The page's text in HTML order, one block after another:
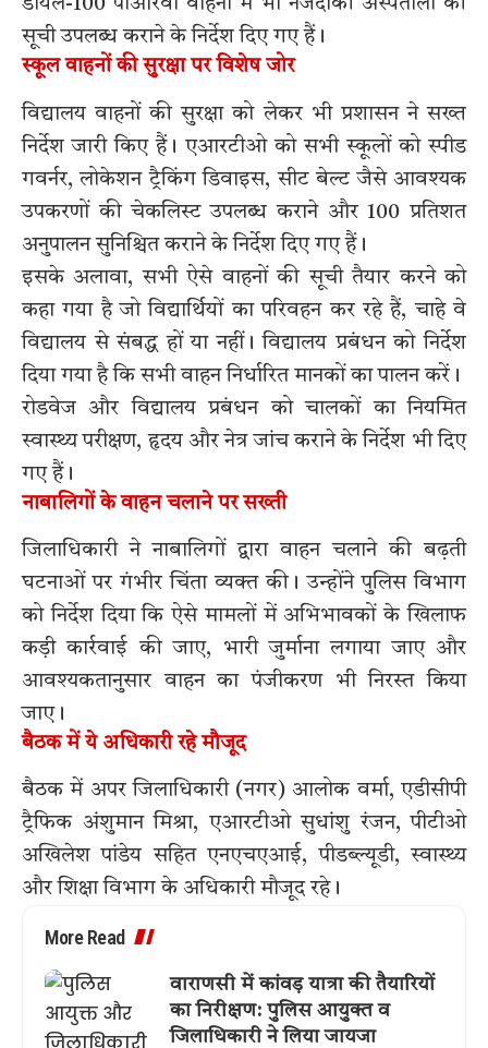
डायल-100 पीआरवी वाहनों में भी नजदीकी अस्पतालों की
सूची उपलब्ध कराने के निर्देश दिए गए हैं।
स्कूल वाहनों की सुरक्षा पर विशेष जोर
विद्यालय वाहनों की सुरक्षा को लेकर भी प्रशासन ने सख्त
निर्देश जारी किए हैं। एआरटीओ को सभी स्कूलों को स्पीड
गवर्नर, लोकेशन ट्रैकिंग डिवाइस, सीट बेल्ट जैसे आवश्यक
उपकरणों की चेकलिस्ट उपलब्ध कराने और 100 प्रतिशत
अनुपालन सुनिश्चित कराने के निर्देश दिए गए हैं।
इसके अलावा, सभी ऐसे वाहनों की सूची तैयार करने को
कहा गया है जो विद्यार्थियों का परिवहन कर रहे हैं, चाहे वे
विद्यालय से संबद्ध हों या नहीं। विद्यालय प्रबंधन को निर्देश
दिया गया है कि सभी वाहन निर्धारित मानकों का पालन करें।
रोडवेज और विद्यालय प्रबंधन को चालकों का नियमित
स्वास्थ्य परीक्षण, हृदय और नेत्र जांच कराने के निर्देश भी दिए
गए हैं।
नाबालिगों के वाहन चलाने पर सख्ती
जिलाधिकारी ने नाबालिगों द्वारा वाहन चलाने की बढ़ती
घटनाओं पर गंभीर चिंता व्यक्त की। उन्होंने पुलिस विभाग
को निर्देश दिया कि ऐसे मामलों में अभिभावकों के खिलाफ
कड़ी कार्रवाई की जाए, भारी जुर्माना लगाया जाए और
आवश्यकतानुसार वाहन का पंजीकरण भी निरस्त किया
जाए।
बैठक में ये अधिकारी रहे मौजूद
बैठक में अपर जिलाधिकारी (नगर) आलोक वर्मा, एडीसीपी
ट्रैफिक अंशुमान मिश्रा, एआरटीओ सुधांशु रंजन, पीटीओ
अखिलेश पांडेय सहित एनएचएआई, पीडब्ल्यूडी, स्वास्थ्य
और शिक्षा विभाग के अधिकारी मौजूद रहे।
More Read
वाराणसी में कांवड़ यात्रा की तैयारियों
का निरीक्षण: पुलिस आयुक्त व
जिलाधिकारी ने लिया जायजा